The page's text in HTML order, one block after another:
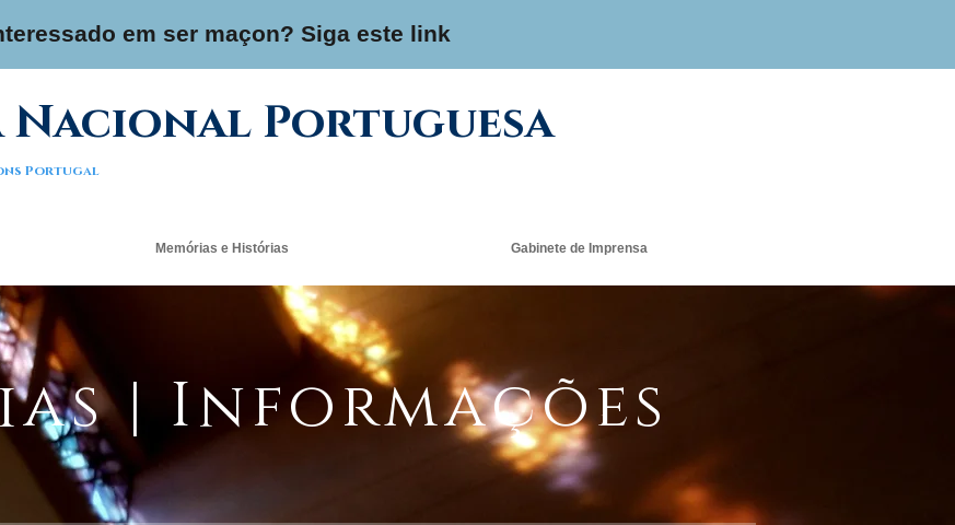
em ser maçon? Siga este link
Nacional Portuguesa
Portugal
Memórias e Histórias Gabinete de Imprensa
| Informações